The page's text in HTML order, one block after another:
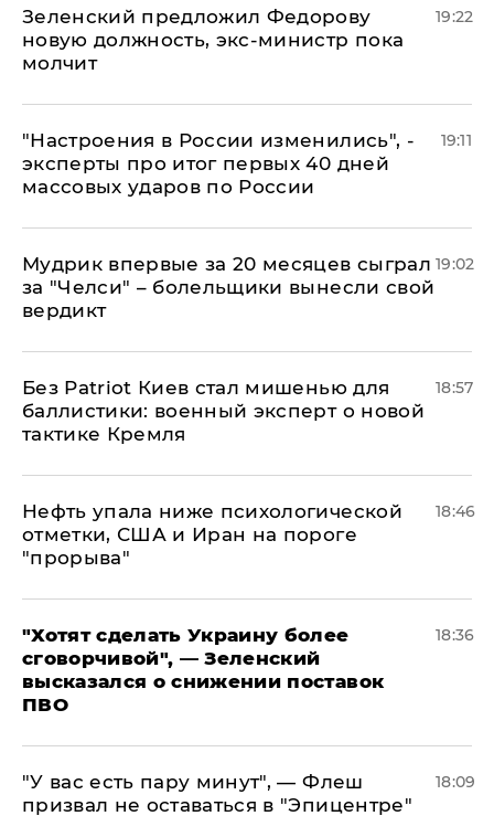
Зеленский предложил Федорову
новую должность, экс-министр пока
молчит
19:22
"Настроения в России изменились", -
эксперты про итог первых 40 дней
массовых ударов по России
19:11
Мудрик впервые за 20 месяцев сыграл
за "Челси" – болельщики вынесли свой
вердикт
19:02
​Без Patriot Киев стал мишенью для
баллистики: военный эксперт о новой
тактике Кремля
18:57
Нефть упала ниже психологической
отметки, США и Иран на пороге
"прорыва"
18:46
​"Хотят сделать Украину более
сговорчивой", — Зеленский
высказался о снижении поставок
ПВО
18:36
​"У вас есть пару минут", — Флеш
призвал не оставаться в "Эпицентре"
18:09